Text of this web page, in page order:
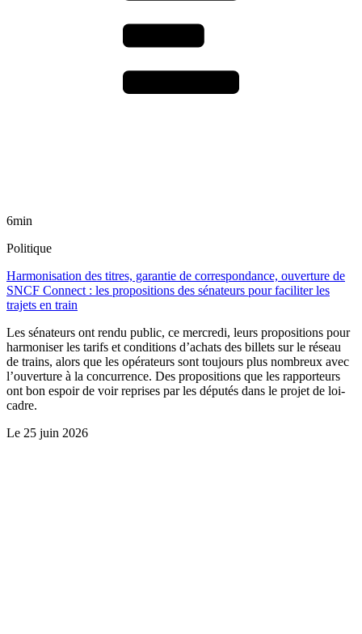
6min
Politique
Harmonisation des titres, garantie de correspondance, ouverture de
SNCF Connect : les propositions des sénateurs pour faciliter les
trajets en train
Les sénateurs ont rendu public, ce mercredi, leurs propositions pour
harmoniser les tarifs et conditions d’achats des billets sur le réseau
de trains, alors que les opérateurs sont toujours plus nombreux avec
l’ouverture à la concurrence. Des propositions que les rapporteurs
ont bon espoir de voir reprises par les députés dans le projet de loi-
cadre.
Le 25 juin 2026